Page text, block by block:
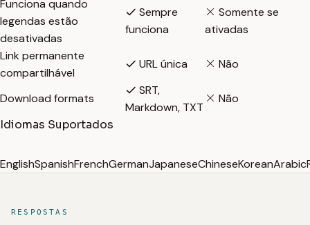
Funciona quando
legendas estão
desativadas
Sempre
funciona
Somente se
ativadas
Link permanente
compartilhável
URL única Não
Download formats
SRT,
Markdown, TXT
Não
Idiomas Suportados
EnglishSpanishFrenchGermanJapaneseChineseKoreanArabic
RESPOSTAS